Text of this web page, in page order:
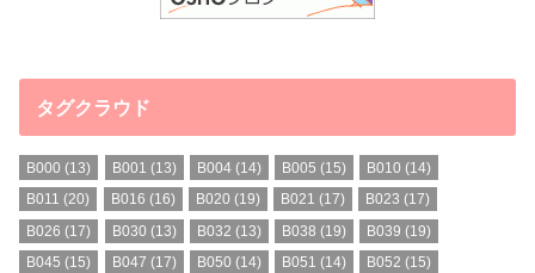
タグクラウド
B000 (13) B001 (13) B004(14) B005 (15) B010 (14)
B011 (20) B016 (16) B020 (19) B021 (17) B023 (17)
B026 (17) B030 (13) B032 (13) B038 (19) B039 (19)
B045 (15) B047 (17) B050 (14) B051 (14) B052 (15)